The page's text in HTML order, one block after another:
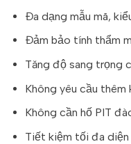
Đa dạng mẫu mã,
Đảm bảo tính thẩm
Tăng độ sang trọng
Không yêu cầu thêm
Không cần hố PIT
Tiết kiệm tối đa diện